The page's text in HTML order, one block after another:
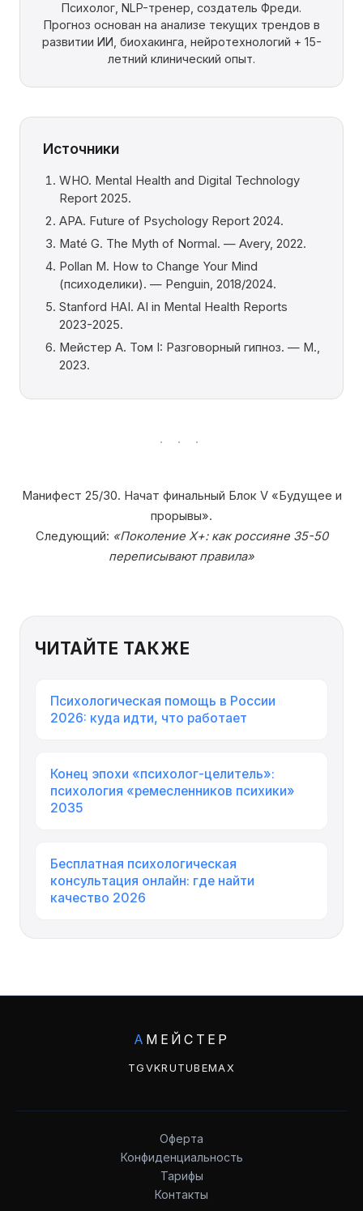
Психолог, NLP-тренер, создатель Фреди.
Прогноз основан на анализе текущих трендов в
развитии ИИ, биохакинга, нейротехнологий + 15-
летний клинический опыт.
Источники
WHO. Mental Health and Digital Technology
Report 2025.
APA. Future of Psychology Report 2024.
Maté G. The Myth of Normal. — Avery, 2022.
Pollan M. How to Change Your Mind
(психоделики). — Penguin, 2018/2024.
Stanford HAI. AI in Mental Health Reports
2023-2025.
Мейстер А. Том I: Разговорный гипноз. — М.,
2023.
· · ·
Манифест 25/30. Начат финальный Блок V «Будущее и
прорывы».
Следующий: «Поколение Х+: как россияне 35-50
переписывают правила»
ЧИТАЙТЕ ТАКЖЕ
Психологическая помощь в России
2026: куда идти, что работает
Конец эпохи «психолог-целитель»:
психология «ремесленников психики»
2035
Бесплатная психологическая
консультация онлайн: где найти
качество 2026
А МЕЙСТЕР
TG VKRUTUBEMAX
Оферта
Конфиденциальность
Тарифы
Контакты